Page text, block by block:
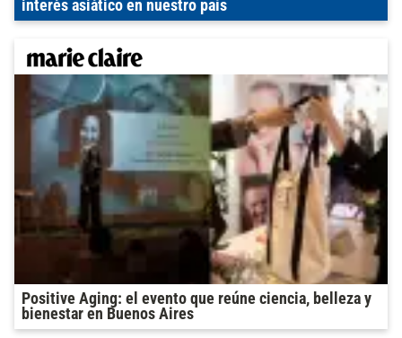
interés asiático en nuestro país
Positive Aging: el evento que reúne ciencia, belleza y
bienestar en Buenos Aires